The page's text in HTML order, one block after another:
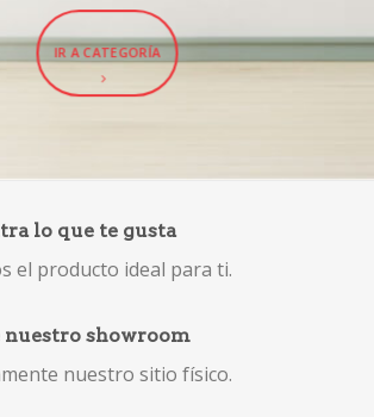
IR A CATEGORÍA
lo que te gusta
el producto ideal para ti.
nuestro showroom
nuestro sitio físico.